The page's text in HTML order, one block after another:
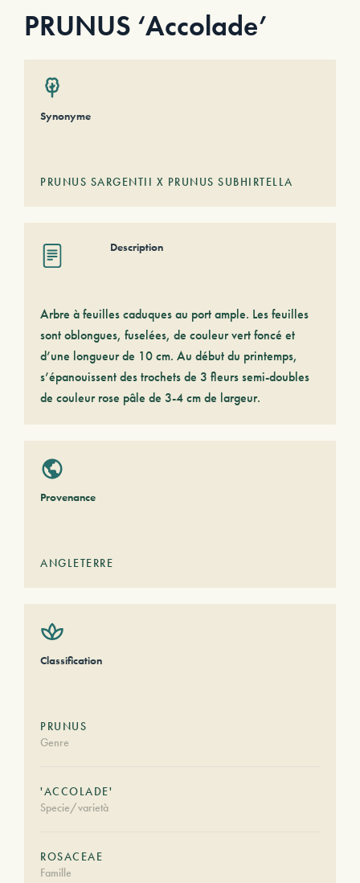
PRUNUS ‘Accolade’
Synonyme
PRUNUS SARGENTII X PRUNUS SUBHIRTELLA
Description
Arbre à feuilles caduques au port ample. Les feuilles
sont oblongues, fuselées, de couleur vert foncé et
d’une longueur de 10 cm. Au début du printemps,
s’épanouissent des trochets de 3 fleurs semi-doubles
de couleur rose pâle de 3-4 cm de largeur.
Provenance
ANGLETERRE
Classification
PRUNUS
Genre
'ACCOLADE'
Specie/varietà
ROSACEAE
Famille